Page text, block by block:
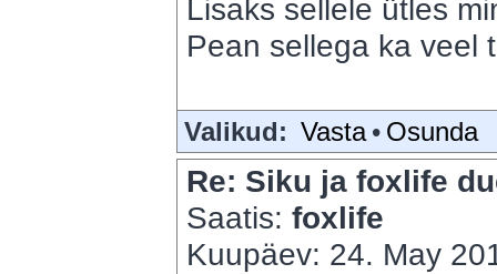
Lisaks sellele ütles
Pean sellega ka veel
Valikud: Vasta • Osunda
Re: Siku ja foxlife
Saatis: foxlife
Kuupäev: 24. May